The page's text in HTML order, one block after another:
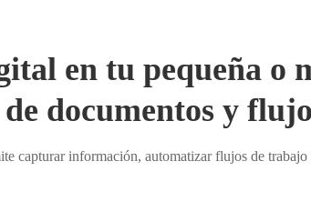
en tu pequeña o
documentos y
capturar información, automatizar flujos de